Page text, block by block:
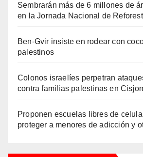
Sembrarán más de 6 millones de
en la Jornada Nacional de
Ben-Gvir insiste en rodear con
palestinos
Colonos israelíes perpetran
contra familias palestinas en
Proponen escuelas libres de
proteger a menores de adicción y